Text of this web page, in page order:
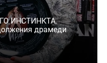
ИНСТИНКТА.
драмеди